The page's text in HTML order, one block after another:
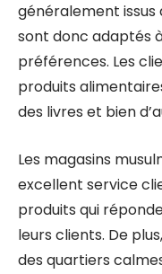
généralement
sont donc adaptés
préférences. Les
produits
des livres et bien
Les magasins
excellent service
produits qui
leurs clients. De
des quartiers